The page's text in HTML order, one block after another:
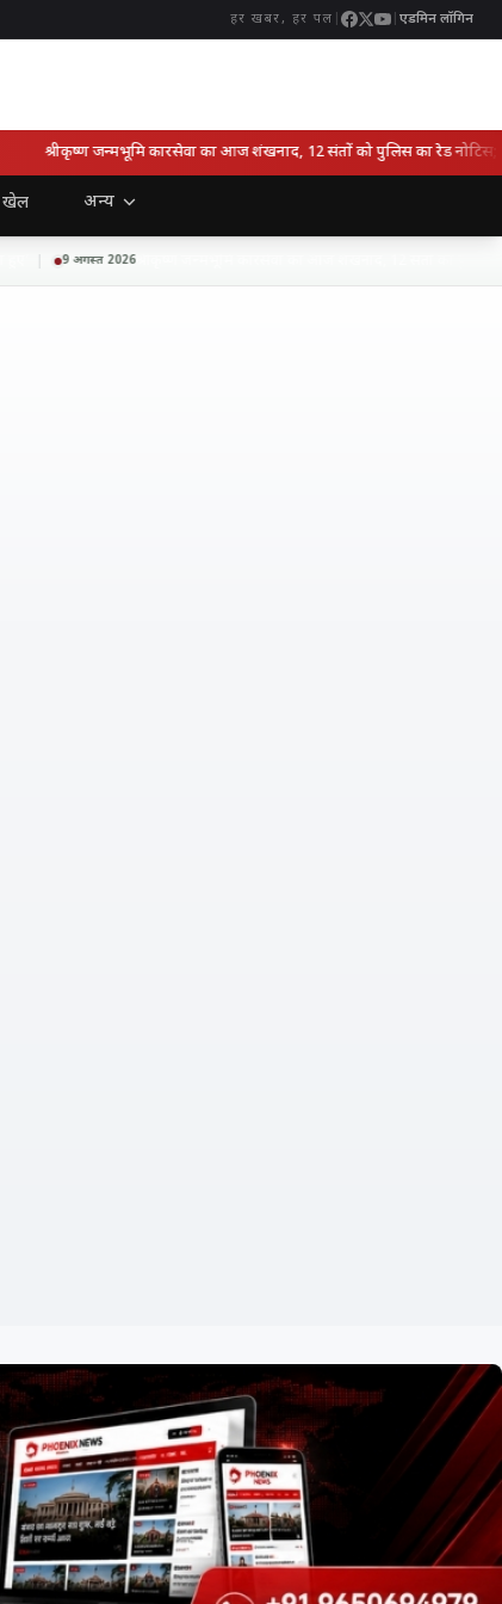
हर खबर, हर पल एडमिन लॉगिन
श्रीकृष्ण जन्मभूमि कारसेवा का आज शंखनाद, 12 संतों को पुलिस का रेड नोटिस;
खेल अन्य
9 अगस्त 2026श्रीकृष्ण जन्मभूमि कारसेवा का आज शंखनाद, 12 संतों को पुलिस का